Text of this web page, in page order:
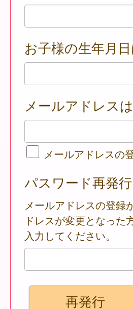
お子様の生年月
メールアドレス
メールアドレスの
パスワード再発
メールアドレスの登録
ドレスが変更となっ
入力してください。